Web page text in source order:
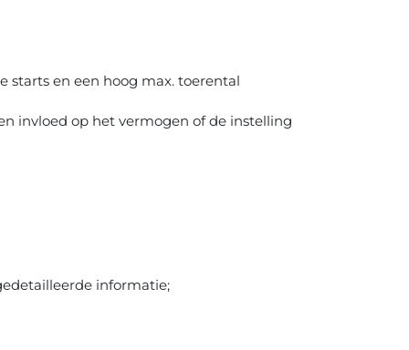
en een hoog max. toerental
invloed op het vermogen of de instelling
informatie;